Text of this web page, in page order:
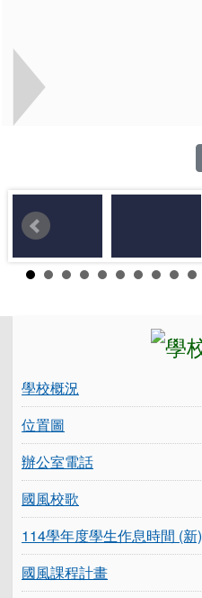
學校概況
位置圖
辦公室電話
國風校歌
114學年度學生作息時間 (新)
國風課程計畫